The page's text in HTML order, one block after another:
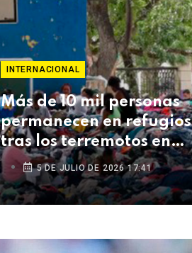
INTERNACIONAL
Más de 10 mil personas
permanecen en refugios
tras los terremotos en
Venezuela
5 DE JULIO DE 2026 17:41